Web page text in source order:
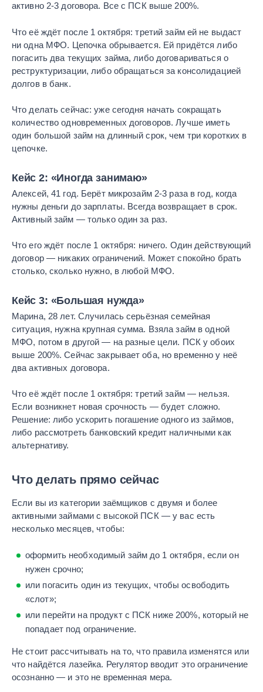
активно 2-3 договора. Все с ПСК выше 200%.
Что её ждёт после 1 октября: третий займ ей не выдаст
ни одна МФО. Цепочка обрывается. Ей придётся либо
погасить два текущих займа, либо договариваться о
реструктуризации, либо обращаться за консолидацией
долгов в банк.
Что делать сейчас: уже сегодня начать сокращать
количество одновременных договоров. Лучше иметь
один большой займ на длинный срок, чем три коротких в
цепочке.
Кейс 2: «Иногда занимаю»
Алексей, 41 год. Берёт микрозайм 2-3 раза в год, когда
нужны деньги до зарплаты. Всегда возвращает в срок.
Активный займ — только один за раз.
Что его ждёт после 1 октября: ничего. Один действующий
договор — никаких ограничений. Может спокойно брать
столько, сколько нужно, в любой МФО.
Кейс 3: «Большая нужда»
Марина, 28 лет. Случилась серьёзная семейная
ситуация, нужна крупная сумма. Взяла займ в одной
МФО, потом в другой — на разные цели. ПСК у обоих
выше 200%. Сейчас закрывает оба, но временно у неё
два активных договора.
Что её ждёт после 1 октября: третий займ — нельзя.
Если возникнет новая срочность — будет сложно.
Решение: либо ускорить погашение одного из займов,
либо рассмотреть банковский кредит наличными как
альтернативу.
Что делать прямо сейчас
Если вы из категории заёмщиков с двумя и более
активными займами с высокой ПСК — у вас есть
несколько месяцев, чтобы:
оформить необходимый займ до 1 октября, если он
нужен срочно;
или погасить один из текущих, чтобы освободить
«слот»;
или перейти на продукт с ПСК ниже 200%, который не
попадает под ограничение.
Не стоит рассчитывать на то, что правила изменятся или
что найдётся лазейка. Регулятор вводит это ограничение
осознанно — и это не временная мера.